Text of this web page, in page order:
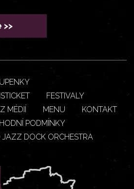
FESTIVALY
Z MÉDIÍ MENU
KONTAKT
PODMÍNKY
JAZZ DOCK ORCHESTRA